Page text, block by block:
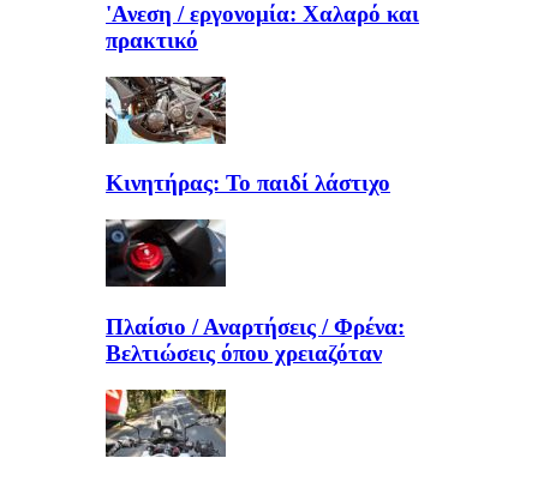
'Ανεση / εργονομία: Χαλαρό και
πρακτικό
Κινητήρας: Το παιδί λάστιχο
Πλαίσιο / Αναρτήσεις / Φρένα:
Βελτιώσεις όπου χρειαζόταν